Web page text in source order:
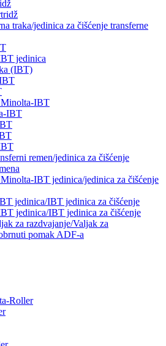
traka/jedinica za čišćenje transferne
jedinica
(IBT)
IBT
IBT
remen/jedinica za čišćenje
IBT jedinica/jedinica za čišćenje
jedinica/IBT jedinica za čišćenje
jedinica/IBT jedinica za čišćenje
za razdvajanje/Valjak za
pomak ADF-a
Roller